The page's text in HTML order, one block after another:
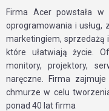
Firma Acer powstała
oprogramowania i usług,
marketingiem, sprzedażą
które ułatwiają życie.
monitory, projektory,
naręczne. Firma
chmurze w celu
ponad 40 lat firma